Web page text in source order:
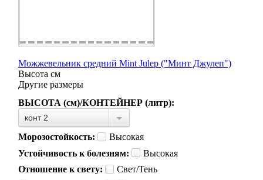
Можжевельник средний Mint Julep ("Минт Джулеп")
Высота см
Другие размеры
ВЫСОТА (см)/КОНТЕЙНЕР (литр):
конт 2
Морозостойкость:
Высокая
Устойчивость к болезням:
Высокая
Отношение к свету:
Свет/Тень